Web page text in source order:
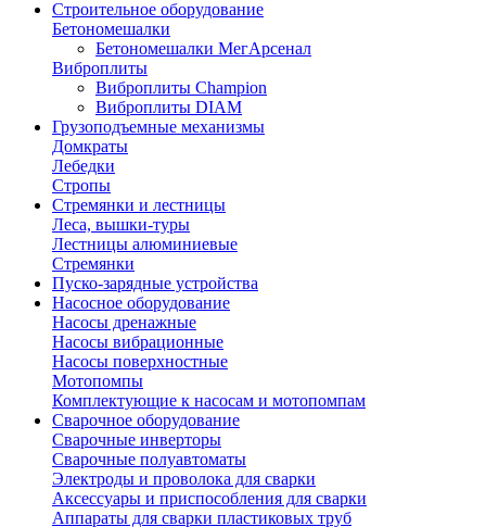
Строительное оборудование
Бетономешалки
Бетономешалки МегАрсенал
Виброплиты
Виброплиты Champion
Виброплиты DIAM
Грузоподъемные механизмы
Домкраты
Лебедки
Стропы
Стремянки и лестницы
Леса, вышки-туры
Лестницы алюминиевые
Стремянки
Пуско-зарядные устройства
Насосное оборудование
Насосы дренажные
Насосы вибрационные
Насосы поверхностные
Мотопомпы
Комплектующие к насосам и мотопомпам
Сварочное оборудование
Сварочные инверторы
Сварочные полуавтоматы
Электроды и проволока для сварки
Аксессуары и приспособления для сварки
Аппараты для сварки пластиковых труб